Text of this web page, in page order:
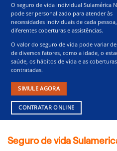
O seguro de vida individual Sulamérica
pode ser personalizado para atender às
necessidades individuais de cada
diferentes coberturas e assistências.
O valor do seguro de vida pode variar
de diversos fatores, como a idade, o
saúde, os hábitos de vida e as coberturas
contratadas.
SIMULE AGORA
CONTRATAR ONLINE
Seguro de vida